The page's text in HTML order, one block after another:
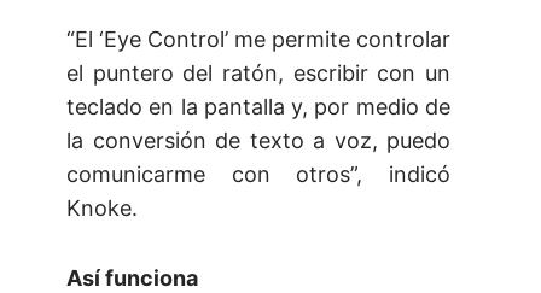
“El ‘Eye Control’ me permite controlar
el puntero del ratón, escribir con un
teclado en la pantalla y, por medio de
la conversión de texto a voz, puedo
comunicarme con otros”, indicó
Knoke.
Así funciona